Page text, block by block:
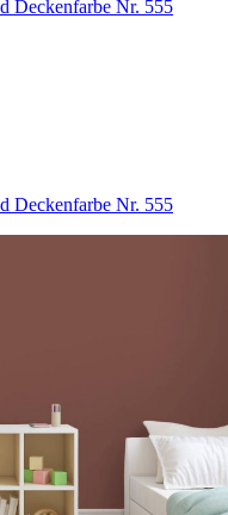
Deckenfarbe Nr. 555
Deckenfarbe Nr. 555